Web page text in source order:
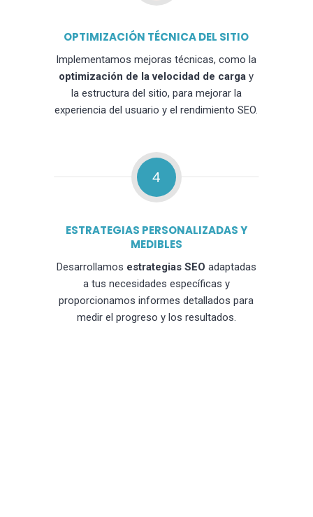
OPTIMIZACIÓN TÉCNICA DEL SITIO
Implementamos mejoras técnicas, como la
optimización de la velocidad de carga y
la estructura del sitio, para mejorar la
experiencia del usuario y el rendimiento SEO.
4
ESTRATEGIAS PERSONALIZADAS Y
MEDIBLES
Desarrollamos estrategias SEO adaptadas
a tus necesidades específicas y
proporcionamos informes detallados para
medir el progreso y los resultados.